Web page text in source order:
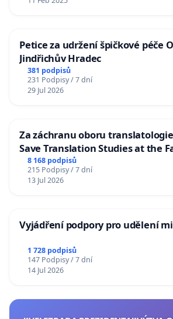
Petice za udržení špičkové péče
Jindřichův Hradec
381 podpisů
231 Podpisy / 7 dní
29 Jul 2026
Za záchranu oboru translatologie
Save Translation Studies at the
Charles University
8 168 podpisů
215 Podpisy / 7 dní
13 Jul 2026
Vyjádření podpory pro udělení
1 728 podpisů
147 Podpisy / 7 dní
14 Jul 2026